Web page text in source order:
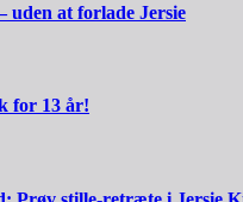
uden at forlade Jersie
for 13 år!